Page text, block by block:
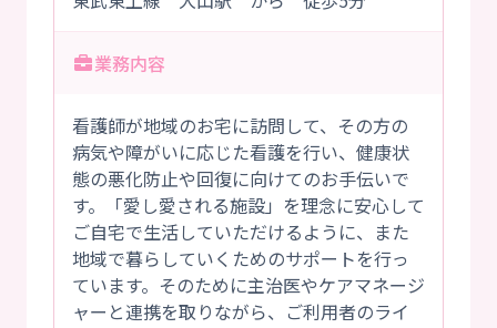
業務内容
看護師が地域のお宅に訪問して、その方の
病気や障がいに応じた看護を行い、健康状
態の悪化防止や回復に向けてのお手伝いで
す。「愛し愛される施設」を理念に安心して
ご自宅で生活していただけるように、また
地域で暮らしていくためのサポートを行っ
ています。そのために主治医やケアマネージ
ャーと連携を取りながら、ご利用者のライ